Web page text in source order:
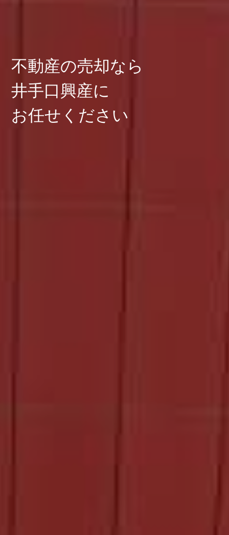
不動産の売却なら
井手口興産に
お任せください